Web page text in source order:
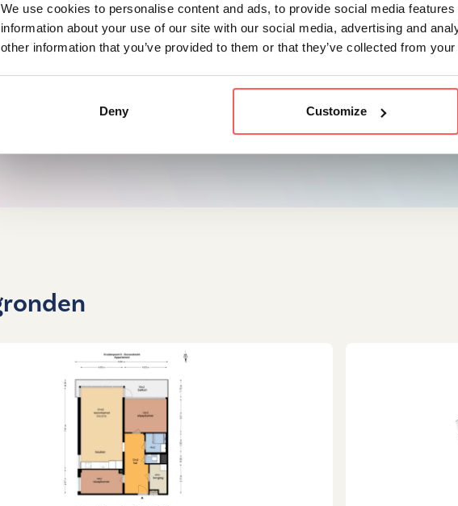
We use cookies to personalise content and ads, to provide social media
information about your use of our site with our social media, advertising and
other information that you’ve provided to them or that they’ve collected from
Deny Customize
en twee gemeenschappelijke fietsenbergingen in de
met 2 slaapkamers
grond (geen erfpacht)